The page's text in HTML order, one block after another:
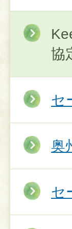
協
セ
奥
セ